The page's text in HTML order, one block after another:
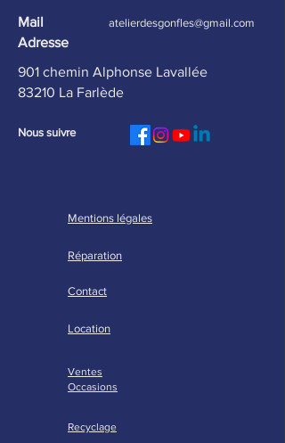
atelierdesgonfles@gmail.com
Mail
Adresse
901 chemin Alphonse Lavallée
83210 La Farlède
Nous suivre
Mentions légales
Réparation
Contact
Location
Ventes
Occasions
Recyclage